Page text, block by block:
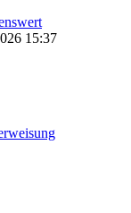
15:37